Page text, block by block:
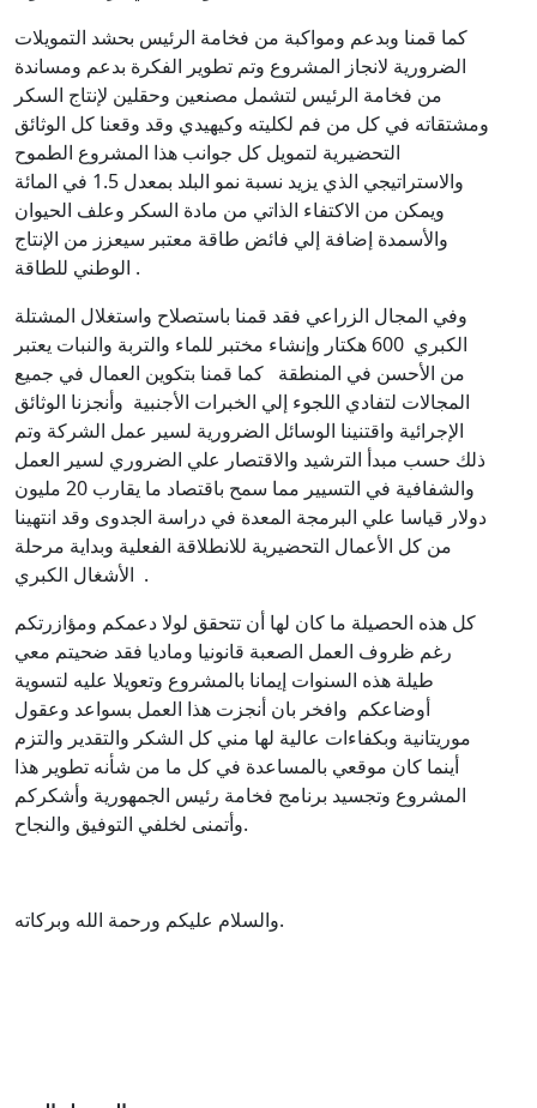
كما قمنا وبدعم ومواكبة من فخامة الرئيس بحشد التمويلات
الضرورية لانجاز المشروع وتم تطوير الفكرة بدعم ومساندة
من فخامة الرئيس لتشمل مصنعين وحقلين لإنتاج السكر
ومشتقاته في كل من فم لكليته وكيهيدي وقد وقعنا كل الوثائق
التحضيرية لتمويل كل جوانب هذا المشروع الطموح
والاستراتيجي الذي يزيد نسبة نمو البلد بمعدل 1.5 في المائة
ويمكن من الاكتفاء الذاتي من مادة السكر وعلف الحيوان
والأسمدة إضافة إلي فائض طاقة معتبر سيعزز من الإنتاج
الوطني للطاقة .
وفي المجال الزراعي فقد قمنا باستصلاح واستغلال المشتلة
الكبري 600 هكتار وإنشاء مختبر للماء والتربة والنبات يعتبر
من الأحسن في المنطقة كما قمنا بتكوين العمال في جميع
المجالات لتفادي اللجوء إلي الخبرات الأجنبية وأنجزنا الوثائق
الإجرائية واقتنينا الوسائل الضرورية لسير عمل الشركة وتم
ذلك حسب مبدأ الترشيد والاقتصار علي الضروري لسير العمل
والشفافية في التسيير مما سمح باقتصاد ما يقارب 20 مليون
دولار قياسا علي البرمجة المعدة في دراسة الجدوى وقد انتهينا
من كل الأعمال التحضيرية للانطلاقة الفعلية وبداية مرحلة
الأشغال الكبري .
كل هذه الحصيلة ما كان لها أن تتحقق لولا دعمكم ومؤازرتكم
رغم ظروف العمل الصعبة قانونيا وماديا فقد ضحيتم معي
طيلة هذه السنوات إيمانا بالمشروع وتعويلا عليه لتسوية
أوضاعكم وافخر بان أنجزت هذا العمل بسواعد وعقول
موريتانية وبكفاءات عالية لها مني كل الشكر والتقدير والتزم
أينما كان موقعي بالمساعدة في كل ما من شأنه تطوير هذا
المشروع وتجسيد برنامج فخامة رئيس الجمهورية وأشكركم
وأتمنى لخلفي التوفيق والنجاح.
والسلام عليكم ورحمة الله وبركاته.